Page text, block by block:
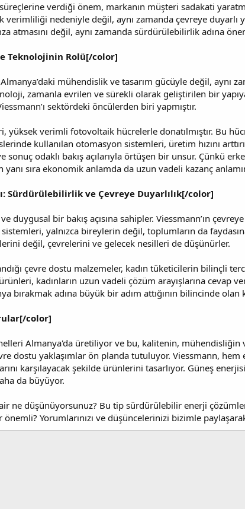
verdiği önem, markanın müşteri sadakati
verimliliği nedeniyle değil, aynı zamanda çevreye duyarlı
atmasını değil, aynı zamanda sürdürülebilirlik adına
Teknolojinin Rolü[/color]
mühendislik ve tasarım gücüyle değil, aynı
zamanla evrilen ve sürekli olarak geliştirilen bir
sektördeki öncülerden biri yapmıştır.
yüksek verimli fotovoltaik hücrelerle donatılmıştır. Bu
kullanılan otomasyon sistemleri, üretim hızını
sonuç odaklı bakış açılarıyla örtüşen bir unsur. Çünkü
sıra ekonomik anlamda da uzun vadeli kazanç
Sürdürülebilirlik ve Çevreye Duyarlılık[/color]
duygusal bir bakış açısına sahipler. Viessmann’ın
yalnızca bireylerin değil, toplumların da
değil, çevrelerini ve gelecek nesilleri de düşünürler.
çevre dostu malzemeler, kadın tüketicilerin bilinçli
kadınların uzun vadeli çözüm arayışlarına cevap
bırakmak adına büyük bir adım attığının bilincinde olan
color]
Almanya'da üretiliyor ve bu, kalitenin, mühendisliğin
dostu yaklaşımlar ön planda tutuluyor. Viessmann,
karşılayacak şekilde ürünlerini tasarlıyor. Güneş
da büyüyor.
ne düşünüyorsunuz? Bu tip sürdürülebilir enerji
Yorumlarınızı ve düşüncelerinizi bizimle